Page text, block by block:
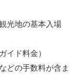
光地の基本入場
イド料金）
どの手数料が含ま